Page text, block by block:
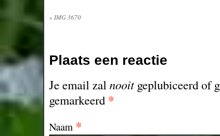
« IMG 3670
Plaats een reactie
Je email zalnooitgeplubiceerd of
gemarkeerd *
Naam *